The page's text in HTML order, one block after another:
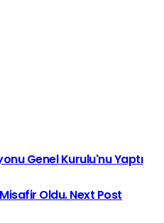
Genel Kurulu'nu Yaptı
Oldu.Next Post